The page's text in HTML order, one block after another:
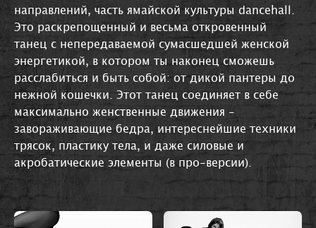
направлений, часть ямайской культуры dancehall.
Это раскрепощенный и весьма откровенный
танец с непередаваемой сумасшедшей женской
энергетикой, в котором ты наконец сможешь
расслабиться и быть собой: от дикой пантеры до
нежной кошечки. Этот танец соединяет в себе
максимально женственные движения -
завораживающие бедра, интереснейшие техники
трясок, пластику тела, и даже силовые и
акробатические элементы (в про-версии).